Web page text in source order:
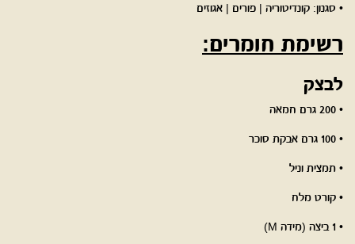
• סגנון: קונדיטוריה | פורים | אגוזים
רשימת חומרים:
לבצק
• 200 גרם חמאה
• 100 גרם אבקת סוכר
• תמצית וניל
• קורט מלח
• 1 ביצה (מידה M)